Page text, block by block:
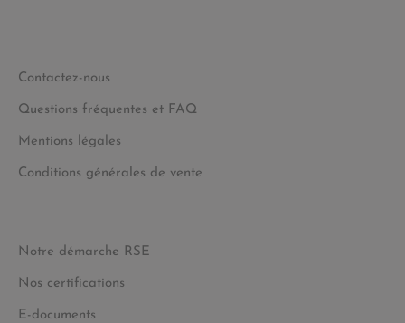
Contactez-nous
Questions fréquentes et FAQ
Mentions légales
Conditions générales de vente
Notre démarche RSE
Nos certifications
E-documents